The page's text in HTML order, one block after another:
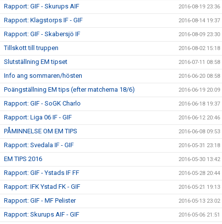
Rapport: GIF - Skurups AIF 2016-08-19 23:36
Rapport: Klagstorps IF - GIF 2016-08-14 19:37
Rapport: GIF - Skabersjö IF 2016-08-09 23:30
Tillskott till truppen 2016-08-02 15:18
Slutställning EM tipset 2016-07-11 08:58
Info ang sommaren/hösten 2016-06-20 08:58
Poängställning EM tips (efter matcherna 18/6) 2016-06-19 20:09
Rapport: GIF - SoGK Charlo 2016-06-18 19:37
Rapport: Liga 06 IF - GIF 2016-06-12 20:46
PÅMINNELSE OM EM TIPS 2016-06-08 09:53
Rapport: Svedala IF - GIF 2016-05-31 23:18
EM TIPS 2016 2016-05-30 13:42
Rapport: GIF - Ystads IF FF 2016-05-28 20:44
Rapport: IFK Ystad FK - GIF 2016-05-21 19:13
Rapport: GIF - MF Pelister 2016-05-13 23:02
Rapport: Skurups AIF - GIF 2016-05-06 21:51